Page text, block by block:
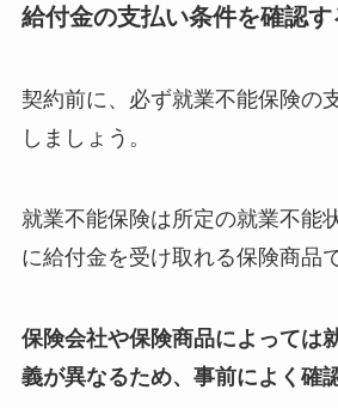
給付金の支払い条件を確認す
契約前に、必ず就業不能保険の
しましょう。
就業不能保険は所定の就業不能
に給付金を受け取れる保険商品で
保険会社や保険商品によっては
義が異なるため、事前によく確